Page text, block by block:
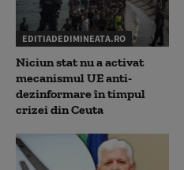
EDITIADEDIMINEATA.RO
Niciun stat nu a activat
mecanismul UE anti-
dezinformare în timpul
crizei din Ceuta